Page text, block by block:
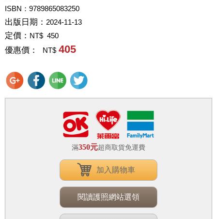
ISBN：9789865083250
出版日期： 2024-11-13
定價： NT$ 450
優惠價： NT$ 405
滿350元超商取貨免運費
加入購物車
閱讀護照網站選領